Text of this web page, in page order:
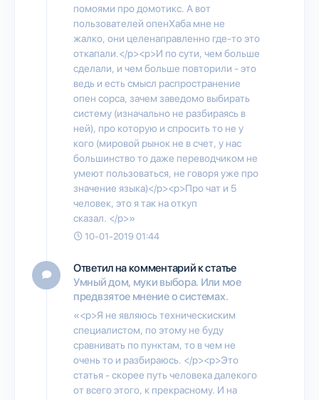
помоями про домотикс. А вот
пользователей опенХаба мне не
жалко, они целенаправленно где-то это
откапали.</p><p>И по сути, чем больше
сделали, и чем больше повторили - это
ведь и есть смысл распространение
опен сорса, зачем заведомо выбирать
систему (изначально не разбираясь в
ней), про которую и спросить то не у
кого (мировой рынок не в счет, у нас
большинство то даже переводчиком не
умеют пользоваться, не говоря уже про
значение языка)</p><p>Про чат и 5
человек, это я так на откуп
сказал. </p>»
10-01-2019 01:44
Ответил на комментарий к статье
Умный дом, муки выбора. Или мое
предвзятое мнение о системах.
«<p>Я не являюсь техническиским
специалистом, по этому не буду
сравнивать по пунктам, то в чем не
очень то и разбираюсь. </p><p>Это
статья - скорее путь человека далекого
от всего этого, к прекрасному. И на